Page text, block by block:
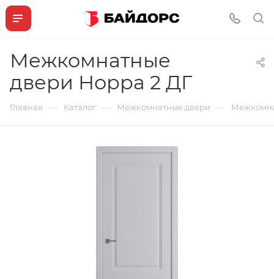
Межкомнатные
двери Норра 2 ДГ
Главная — Каталог — Межкомнатные двери —